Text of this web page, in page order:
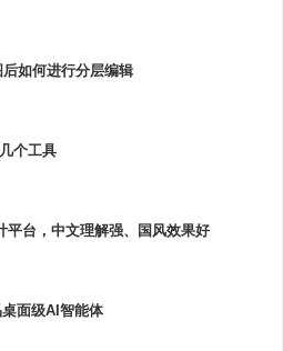
如何进行分层编辑
个工具
平台，中文理解强、国风效果好
面级AI智能体